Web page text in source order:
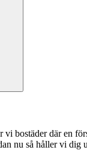
vi bostäder där en
nu så håller vi dig